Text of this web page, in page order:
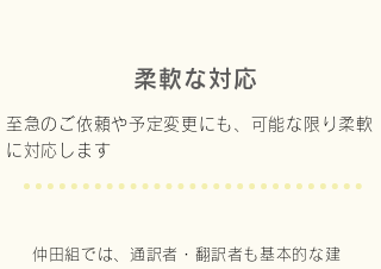
柔軟な対応
至急のご依頼や予定変更にも、可能な限り柔軟
に対応します
仲田組では、通訳者・翻訳者も基本的な建